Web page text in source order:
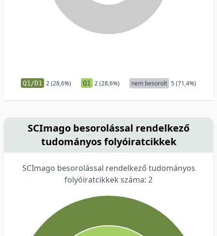
Q1/D1 2 (28,6%) Q1 2 (28,6%) nem besorolt 5 (71,4%)
SCImago besorolással rendelkező
tudományos folyóiratcikkek
SCImago besorolással rendelkező tudományos
folyóiratcikkek száma: 2